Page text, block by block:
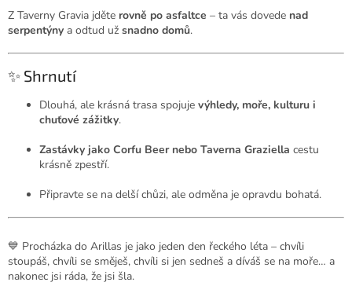
Z Taverny Gravia jděte rovně po asfaltce – ta vás dovede nad
serpentýny a odtud už snadno domů.
✨ Shrnutí
Dlouhá, ale krásná trasa spojuje výhledy, moře, kulturu i
chuťové zážitky.
Zastávky jako Corfu Beer nebo Taverna Graziella cestu
krásně zpestří.
Připravte se na delší chůzi, ale odměna je opravdu bohatá.
💙 Procházka do Arillas je jako jeden den řeckého léta – chvíli
stoupáš, chvíli se směješ, chvíli si jen sedneš a díváš se na moře… a
nakonec jsi ráda, že jsi šla.